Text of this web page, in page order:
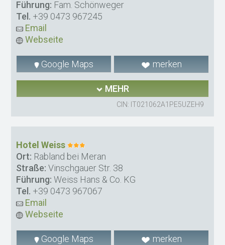
Führung: Fam. Schönweger
Tel. +39 0473 967245
Email
Webseite
Google Maps merken
MEHR
CIN: IT021062A1PE5UZEH9
Hotel Weiss
Ort: Rabland bei Meran
Straße: Vinschgauer Str. 38
Führung: Weiss Hans & Co. KG
Tel. +39 0473 967067
Email
Webseite
Google Maps merken